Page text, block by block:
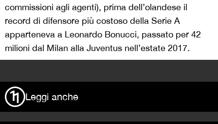
commissioni agli agenti), prima dell’olandese il
record di difensore più costoso della Serie A
apparteneva a Leonardo Bonucci, passato per 42
milioni dal Milan alla Juventus nell’estate 2017.
Leggi anche